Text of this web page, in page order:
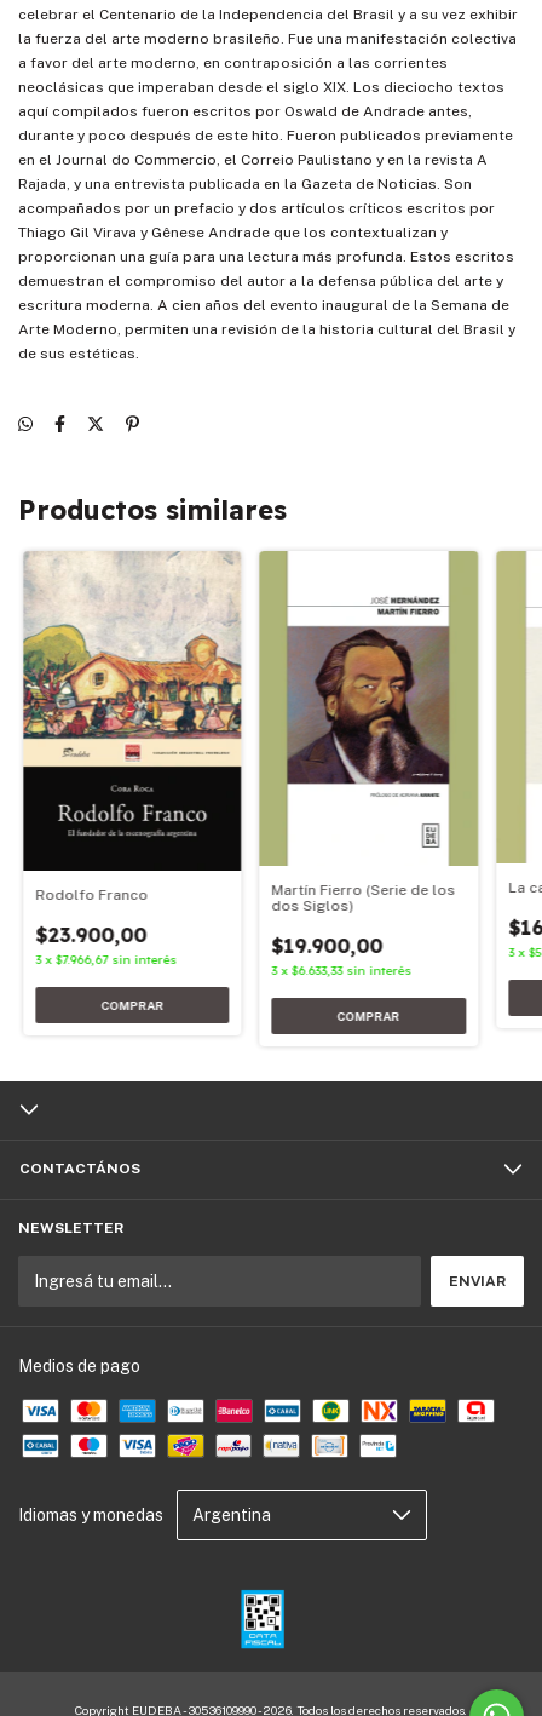
celebrar el Centenario de la Independencia del Brasil y a su vez exhibir
la fuerza del arte moderno brasileño. Fue una manifestación colectiva
a favor del arte moderno, en contraposición a las corrientes
neoclásicas que imperaban desde el siglo XIX. Los dieciocho textos
aquí compilados fueron escritos por Oswald de Andrade antes,
durante y poco después de este hito. Fueron publicados previamente
en el Journal do Commercio, el Correio Paulistano y en la revista A
Rajada, y una entrevista publicada en la Gazeta de Noticias. Son
acompañados por un prefacio y dos artículos críticos escritos por
Thiago Gil Virava y Gênese Andrade que los contextualizan y
proporcionan una guía para una lectura más profunda. Estos escritos
demuestran el compromiso del autor a la defensa pública del arte y
escritura moderna. A cien años del evento inaugural de la Semana de
Arte Moderno, permiten una revisión de la historia cultural del Brasil y
de sus estéticas.
Productos similares
Rodolfo Franco
$23.900,00
3 x $7.966,67 sin interés
Martín Fierro (Serie de los
dos Siglos)
$19.900,00
3 x$6.633,33 sin interés
La
3 x
CONTACTÁNOS
NEWSLETTER
Medios de pago
Idiomas y monedas
Copyright EUDEBA - 30536109990 - 2026. Todos los derechos reservados.